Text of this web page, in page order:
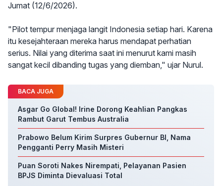
Jumat (12/6/2026).
"Pilot tempur menjaga langit Indonesia setiap hari. Karena
itu kesejahteraan mereka harus mendapat perhatian
serius. Nilai yang diterima saat ini menurut kami masih
sangat kecil dibanding tugas yang diemban," ujar Nurul.
BACA JUGA
Asgar Go Global! Irine Dorong Keahlian Pangkas
Rambut Garut Tembus Australia
Prabowo Belum Kirim Surpres Gubernur BI, Nama
Pengganti Perry Masih Misteri
Puan Soroti Nakes Nirempati, Pelayanan Pasien
BPJS Diminta Dievaluasi Total